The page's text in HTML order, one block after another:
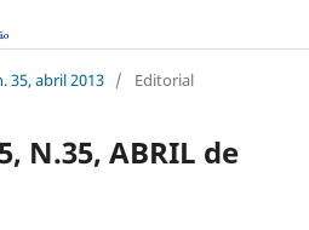
35, abril 2013 / Editorial
N.35, ABRIL de